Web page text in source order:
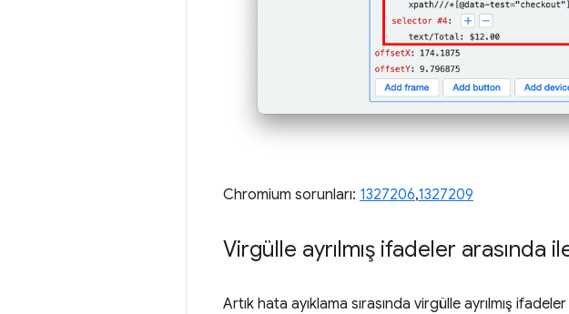
Chromium sorunları: 1327206,1327209
Virgülle ayrılmış ifadeler arasında
Artık hata ayıklama sırasında virgülle ayrılmış